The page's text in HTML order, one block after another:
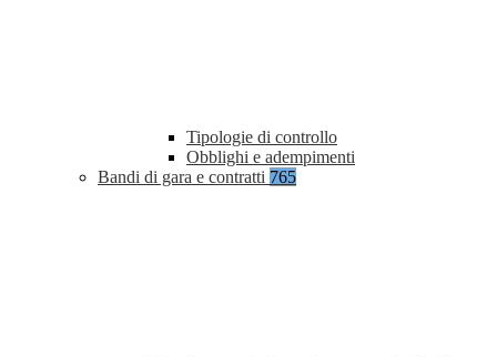
Tipologie di controllo
Obblighi e adempimenti
Bandi di gara e contratti 765